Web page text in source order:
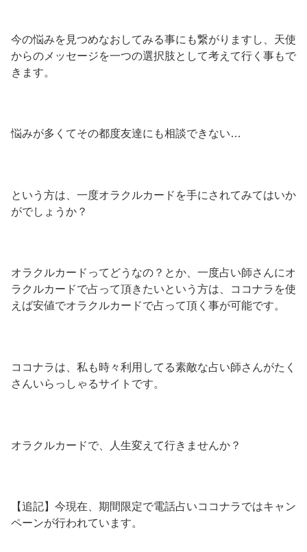
今の悩みを見つめなおしてみる事にも繋がりますし、天使
からのメッセージを一つの選択肢として考えて行く事もで
きます。
悩みが多くてその都度友達にも相談できない…
という方は、一度オラクルカードを手にされてみてはいか
がでしょうか？
オラクルカードってどうなの？とか、一度占い師さんにオ
ラクルカードで占って頂きたいという方は、ココナラを使
えば安値でオラクルカードで占って頂く事が可能です。
ココナラは、私も時々利用してる素敵な占い師さんがたく
さんいらっしゃるサイトです。
オラクルカードで、人生変えて行きませんか？
【追記】今現在、期間限定で電話占いココナラではキャン
ペーンが行われています。